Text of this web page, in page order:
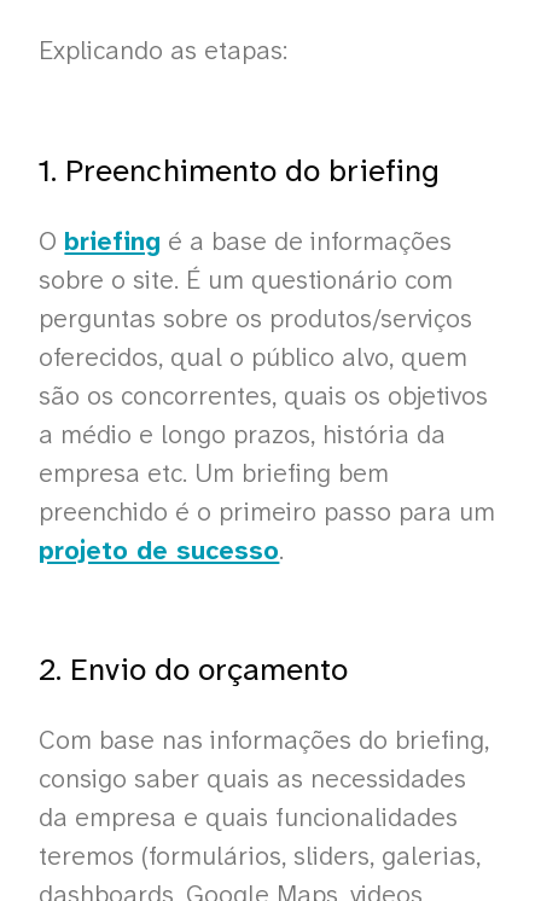
Explicando as etapas:
1. Preenchimento do briefing
O briefing é a base de informações
sobre o site. É um questionário com
perguntas sobre os produtos/serviços
oferecidos, qual o público alvo, quem
são os concorrentes, quais os objetivos
a médio e longo prazos, história da
empresa etc. Um briefing bem
preenchido é o primeiro passo para um
projeto de sucesso.
2. Envio do orçamento
Com base nas informações do briefing,
consigo saber quais as necessidades
da empresa e quais funcionalidades
teremos (formulários, sliders, galerias,